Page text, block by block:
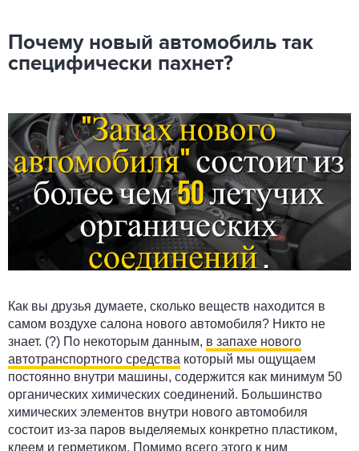
Почему новый автомобиль так
специфически пахнет?
Как вы друзья думаете, сколько веществ находится в
самом воздухе салона нового автомобиля? Никто не
знает. (?) По некоторым данным, в запахе нового
автотранспортного средства который мы ощущаем
постоянно внутри машины, содержится как минимум 50
органических химических соединений. Большинство
химических элементов внутри нового автомобиля
состоит из-за паров выделяемых конкретно пластиком,
клеем и герметиком. Помимо всего этого к ним